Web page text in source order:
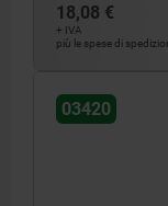
18,08 €
+ IVA
più le spese di
03420